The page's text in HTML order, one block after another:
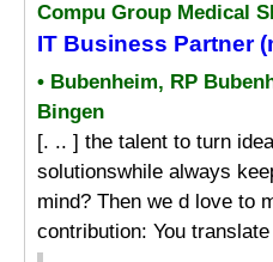
Compu Group Medical
IT Business Partner
• Bubenheim, RP
Bingen
[. .. ] the talent to turn
solutionswhile always
mind? Then we d love to
contribution: You